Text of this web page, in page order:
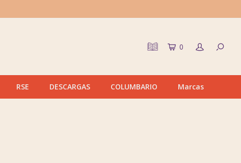
0
RSE DESCARGAS COLUMBARIO Marcas